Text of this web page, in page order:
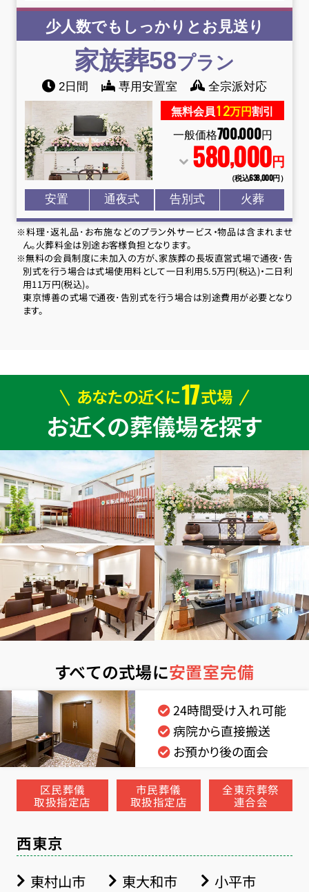
少人数でもしっかりとお見送り
家族葬58プラン
2日間 専用安置室 全宗派対応
無料会員12万円割引
一般価格700,000円
580,000円
（税込638,000円）
安置 通夜式 告別式 火葬
※料理･返礼品･お布施などのプラン外サービス・物品は含まれませ
ん。火葬料金は別途お客様負担となります。
※無料の会員制度に未加入の方が、家族葬の長坂直営式場で通夜･告
別式を行う場合は式場使用料として一日利用5.5万円(税込)・二日利
用11万円(税込)。
東京博善の式場で通夜･告別式を行う場合は別途費用が必要となり
ます。
あなたの近くに17式場
お近くの葬儀場を探す
すべての式場に安置室完備
24時間受け入れ可能
病院から直接搬送
お預かり後の面会
区民葬儀
取扱指定店
市民葬儀
取扱指定店
全東京葬祭
連合会
西東京
東村山市 東大和市 小平市